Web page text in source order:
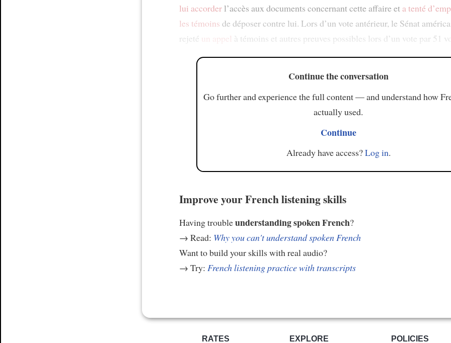
lui accorder l’accès aux documents concernant cette affaire et a tenté
les témoins de déposer contre lui. Lors d’un vote antérieur, le Sénat
rejeté un appel à témoins et autres preuves possibles lors d’un vote par 51
Continue the conversation
Go further and experience the full content — and understand how
actually used.
Continue
Already have access?Log in.
Improve your French listening skills
Having troubleunderstanding spoken French?
→ Read: Why you can't understand spoken French
Want to build your skills with real audio?
→ Try: French listening practice with transcripts
RATES EXPLORE POLICIES